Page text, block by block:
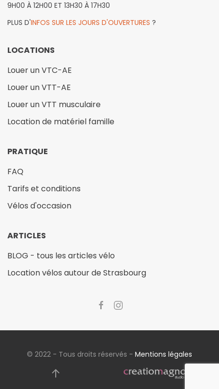
9H00 À 12H00 ET 13H30 À 17H30
PLUS D'INFOS SUR LES JOURS D'OUVERTURES ?
LOCATIONS
Louer un VTC-AE
Louer un VTT-AE
Louer un VTT musculaire
Location de matériel famille
PRATIQUE
FAQ
Tarifs et conditions
Vélos d'occasion
ARTICLES
BLOG - tous les articles vélo
Location vélos autour de Strasbourg
© 2022 - Tous droits réservés - Mentions légales